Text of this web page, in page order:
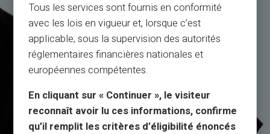
Tous les services sont fournis en conformité
avec les lois en vigueur et, lorsque c’est
applicable, sous la supervision des autorités
réglementaires financières nationales et
européennes compétentes.
En cliquant sur « Continuer », le visiteur
reconnaît avoir lu ces informations, confirme
qu’il remplit les critères d’éligibilité énoncés